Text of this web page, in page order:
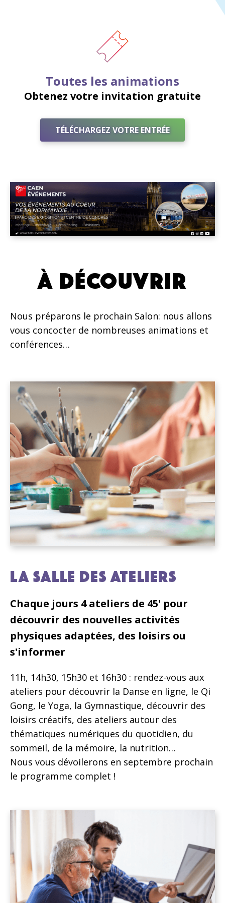
Toutes les animations
Obtenez votre invitation gratuite
TÉLÉCHARGEZ VOTRE ENTRÉE
À DÉCOUVRIR
Nous préparons le prochain Salon: nous allons
vous concocter de nombreuses animations et
conférences…
LA SALLE DES ATELIERS
Chaque jours 4 ateliers de 45' pour
découvrir des nouvelles activités
physiques adaptées, des loisirs ou
s'informer
11h, 14h30, 15h30 et 16h30 : rendez-vous aux
ateliers pour découvrir la Danse en ligne, le Qi
Gong, le Yoga, la Gymnastique, découvrir des
loisirs créatifs, des ateliers autour des
thématiques numériques du quotidien, du
sommeil, de la mémoire, la nutrition…
Nous vous dévoilerons en septembre prochain
le programme complet !